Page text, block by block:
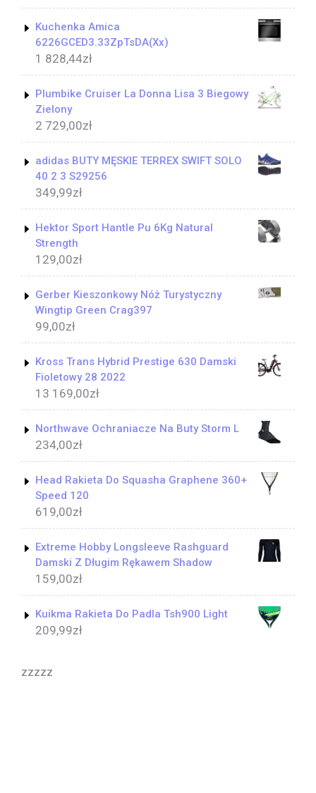
Kuchenka Amica
6226GCED3.33ZpTsDA(Xx)
1 828,44zł
Plumbike Cruiser La Donna Lisa 3 Biegowy
Zielony
2 729,00zł
adidas BUTY MĘSKIE TERREX SWIFT SOLO
40 2 3 S29256
349,99zł
Hektor Sport Hantle Pu 6Kg Natural
Strength
129,00zł
Gerber Kieszonkowy Nóż Turystyczny
Wingtip Green Crag397
99,00zł
Kross Trans Hybrid Prestige 630 Damski
Fioletowy 28 2022
13 169,00zł
Northwave Ochraniacze Na Buty Storm L
234,00zł
Head Rakieta Do Squasha Graphene 360+
Speed 120
619,00zł
Extreme Hobby Longsleeve Rashguard
Damski Z Długim Rękawem Shadow
159,00zł
Kuikma Rakieta Do Padla Tsh900 Light
209,99zł
zzzzz